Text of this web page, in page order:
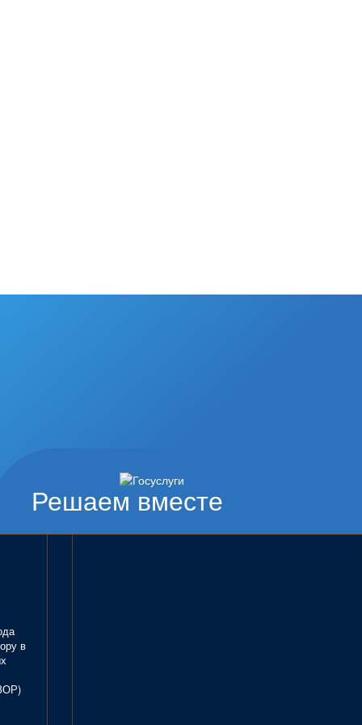
Решаем вместе
в